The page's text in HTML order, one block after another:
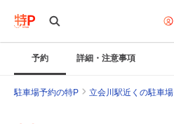
予約 詳細・注意事項
駐車場予約の特P 立会川駅近くの駐車場